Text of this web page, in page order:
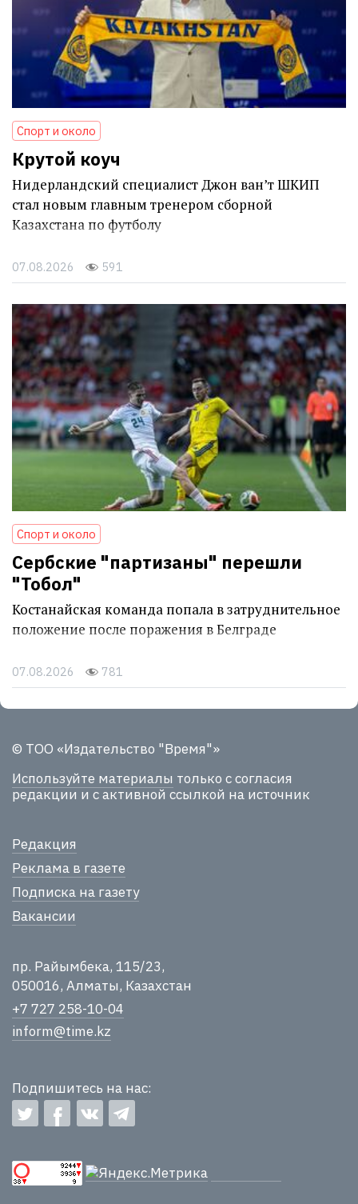
Спорт и около
Крутой коуч
Нидерландский специалист Джон ван’т ШКИП
стал новым главным тренером сборной
Казахстана по футболу
07.08.2026 591
Спорт и около
Сербские "партизаны" перешли
"Тобол"
Костанайская команда попала в затруднительное
положение после поражения в Белграде
07.08.2026 781
© ТОО «Издательство "Время"»
Используйте материалы только с согласия
редакции и с активной ссылкой на источник
Редакция
Реклама в газете
Подписка на газету
Вакансии
пр. Райымбека, 115/23,
050016, Алматы, Казахстан
+7 727 258-10-04
inform@time.kz
Подпишитесь на нас: